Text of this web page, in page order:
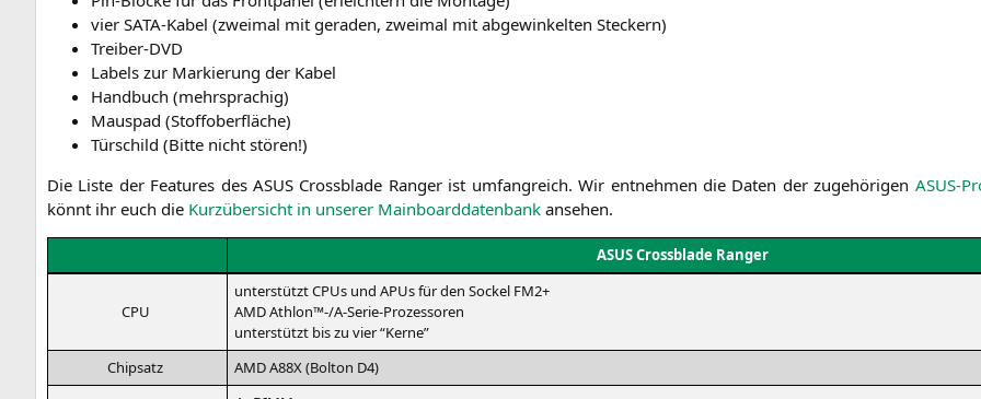
vier SATA-Kabel (zwei­mal mit gera­den, zwei­mal mit abge­win­kel­ten Steckern)
Trei­ber-DVD
Labels zur Mar­kie­rung der Kabel
Hand­buch (mehr­spra­chig)
Maus­pad (Stof­fober­flä­che)
Tür­schild (Bit­te nicht stören!)
Die Lis­te der Fea­tures desASUS Cross­bla­de Ran­ger ist umfang­reich. Wir ent­neh­men die Daten der zuge­hö­ri­gen ASUS-
könnt ihr euch die Kurz­über­sicht in unse­rer Main­board­da­ten­bank ansehen.
ASUSCross­bla­de Ranger
CPU
unter­stützt CPUs und APUs für den Sockel FM2+
AMDAthlon™-/A‑Serie-Prozessoren
unter­stützt bis zu vier “Ker­ne”
Chip­satz
AMDA88X (Bol­ton D4)